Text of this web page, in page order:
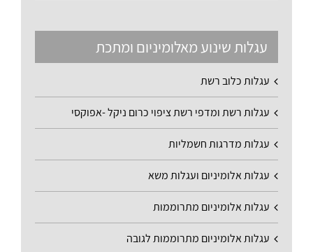
עגלות שינוע מאלומיניום ומתכת
עגלות כלוב רשת
עגלות רשת ומדפי רשת ציפוי כרום ניקל -אפוקסי
עגלות מדרגות חשמליות
עגלות אלומיניום ועגלות משא
עגלות אלומיניום מתרוממות
עגלות אלומיניום מתרוממות לגובה